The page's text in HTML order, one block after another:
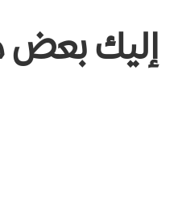
إليك بعض